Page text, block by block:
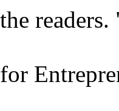
the
for